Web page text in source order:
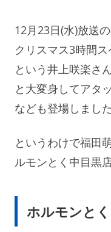
12月23日(水)放送
クリスマス3時間
という井上咲楽さ
と大変身してアタ
なども登場しました
というわけで福田
ルモンとく中目黒
ホルモンと